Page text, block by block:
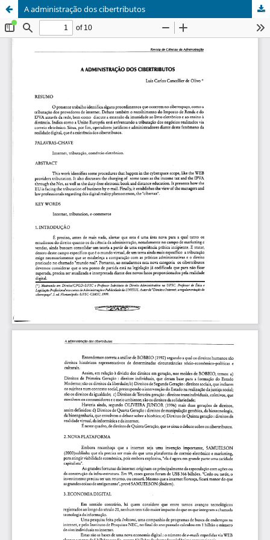
A administração dos cibertributos